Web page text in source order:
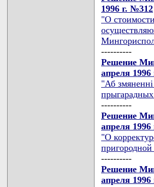
1996 г. №312
"О
----------
Решение
апреля
"Аб змяненнi
----------
Решение
апреля
"О
----------
Решение
апреля